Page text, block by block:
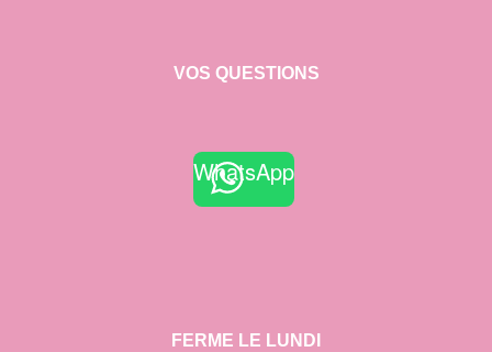
VOS QUESTIONS
WhatsApp
FERME LE LUNDI